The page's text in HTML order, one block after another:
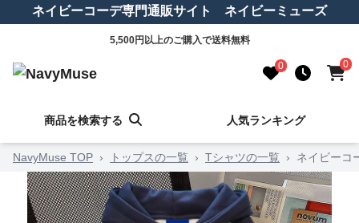
ネイビーコーデ専門通販サイト ネイビーミューズ
5,500円以上のご購入で送料無料
0 0
商品を検索する 人気ランキング
NavyMuse TOP › トップスの一覧 › Tシャツの一覧 › ネイビーコ